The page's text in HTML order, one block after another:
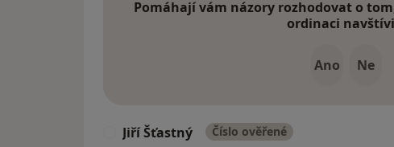
Pomáhají vám názory rozhodovat o
ordinaci
Ano Ne
Jiří Šťastný Číslo ověřené